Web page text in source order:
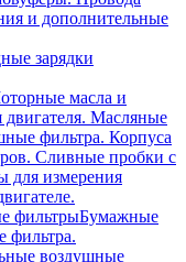
и дополнительные
зарядки
масла и
двигателя. Масляные
фильтра. Корпуса
Сливные пробки с
измерения
фильтрыБумажные
фильтра.
воздушные